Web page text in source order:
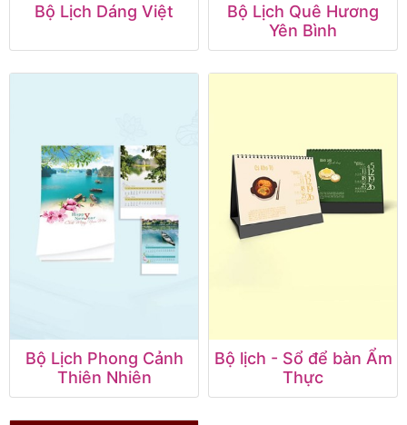
Bộ Lịch Dáng Việt
Bộ Lịch Quê Hương
Yên Bình
Bộ Lịch Phong Cảnh
Thiên Nhiên
Bộ lịch - Sổ để bàn Ẩm
Thực